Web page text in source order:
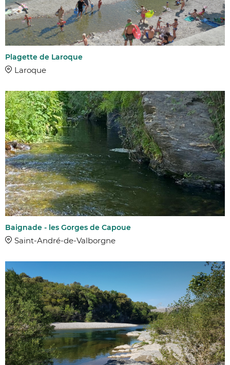
Plagette de Laroque
Laroque
Baignade - les Gorges de Capoue
Saint-André-de-Valborgne